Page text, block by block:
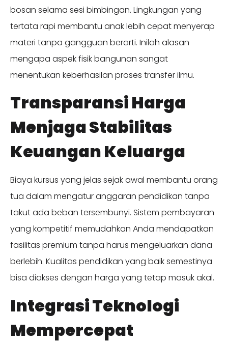
bosan selama sesi bimbingan. Lingkungan yang
tertata rapi membantu anak lebih cepat menyerap
materi tanpa gangguan berarti. Inilah alasan
mengapa aspek fisik bangunan sangat
menentukan keberhasilan proses transfer ilmu.
Transparansi Harga
Menjaga Stabilitas
Keuangan Keluarga
Biaya kursus yang jelas sejak awal membantu orang
tua dalam mengatur anggaran pendidikan tanpa
takut ada beban tersembunyi. Sistem pembayaran
yang kompetitif memudahkan Anda mendapatkan
fasilitas premium tanpa harus mengeluarkan dana
berlebih. Kualitas pendidikan yang baik semestinya
bisa diakses dengan harga yang tetap masuk akal.
Integrasi Teknologi
Mempercepat